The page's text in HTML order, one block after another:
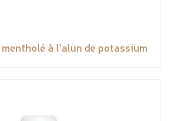
à l'alun de potassium